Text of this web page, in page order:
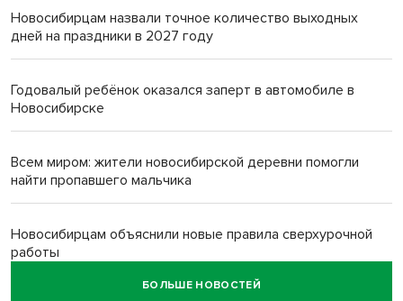
Новосибирцам назвали точное количество выходных
дней на праздники в 2027 году
Годовалый ребёнок оказался заперт в автомобиле в
Новосибирске
Всем миром: жители новосибирской деревни помогли
найти пропавшего мальчика
Новосибирцам объяснили новые правила сверхурочной
работы
БОЛЬШЕ НОВОСТЕЙ